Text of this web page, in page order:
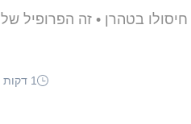
בטהרן • זה הפרופיל של
1 דקות קריאה